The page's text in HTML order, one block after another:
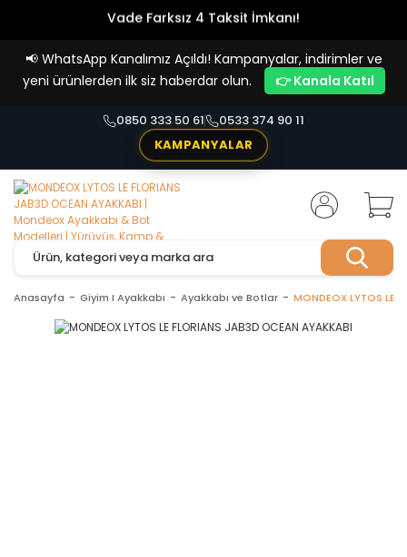
Vade Farksız 4 Taksit İmkanı!
📢 WhatsApp Kanalımız Açıldı! Kampanyalar, indirimler ve
yeni ürünlerden ilk siz haberdar olun.
👉 Kanala Katıl
0850 333 50 61
0533 374 90 11
KAMPANYALAR
Anasayfa Giyim I Ayakkabı Ayakkabı ve Botlar MONDEOX LYTOS LE